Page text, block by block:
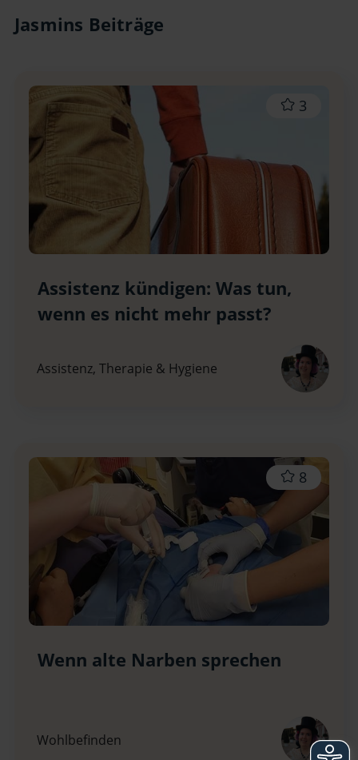
Jasmins Beiträge
3
Assistenz kündigen: Was tun,
wenn es nicht mehr passt?
Assistenz, Therapie & Hygiene
8
Wenn alte Narben sprechen
Wohlbefinden